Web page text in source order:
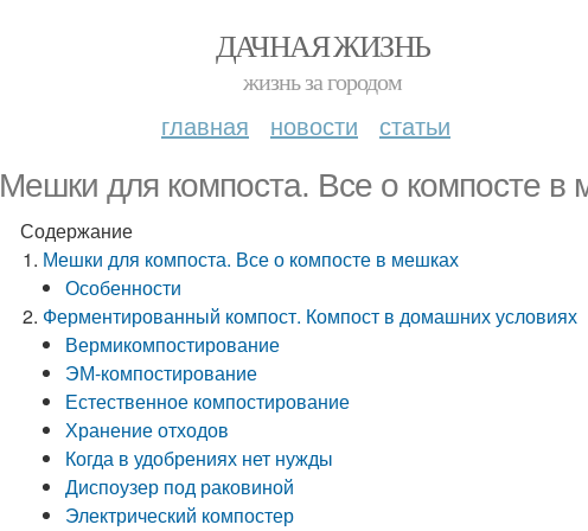
ДАЧНАЯ ЖИЗНЬ
жизнь за городом
главная новости статьи
Мешки для компоста. Все о компосте в
Содержание
Мешки для компоста. Все о компосте в мешках
Особенности
Ферментированный компост. Компост в домашних условиях
Вермикомпостирование
ЭМ-компостирование
Естественное компостирование
Хранение отходов
Когда в удобрениях нет нужды
Диспоузер под раковиной
Электрический компостер